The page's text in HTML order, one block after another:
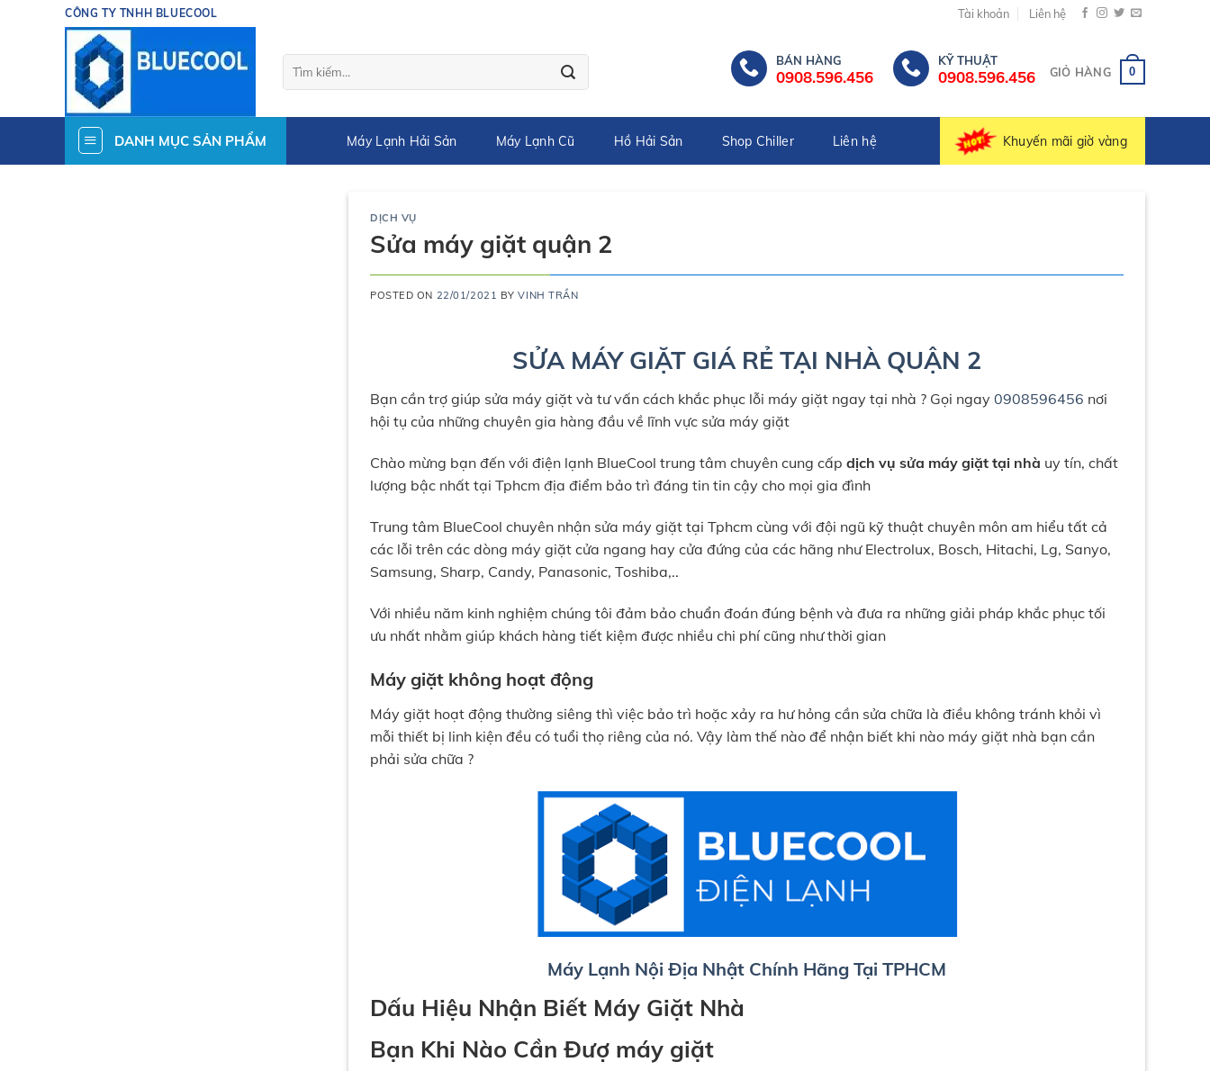
CÔNG TY TNHH BLUECOOL Tài khoản Liên hệ
kiếm:
BÁN HÀNG
0908.596.456
KỸ THUẬT
0908.596.456 GIỎ HÀNG 0
DANH MỤC SẢN PHẨM Máy Lạnh Hải Sản Máy Lạnh Cũ Hồ Hải Sản Shop Chiller Liên hệ Khuyến mãi giờ vàng
DỊCH VỤ
Sửa máy giặt quận 2
POSTED ON 22/01/2021 BYVINH TRẦN
SỬA MÁY GIẶT GIÁ RẺ TẠI NHÀ QUẬN 2
Bạn cần trợ giúp sửa máy giặt và tư vấn cách khắc phục lỗi máy giặt ngay tại nhà ? Gọi ngay 0908596456 nơi
hội tụ của những chuyên gia hàng đầu về lĩnh vực sửa máy giặt
Chào mừng bạn đến với điện lạnh BlueCool trung tâm chuyên cung cấp dịch vụ sửa máy giặt tại nhà uy tín, chất
lượng bậc nhất tại Tphcm địa điểm bảo trì đáng tin tin cậy cho mọi gia đình
Trung tâm BlueCool chuyên nhận sửa máy giặt tại Tphcm cùng với đội ngũ kỹ thuật chuyên môn am hiểu tất cả
các lỗi trên các dòng máy giặt cửa ngang hay cửa đứng của các hãng như Electrolux, Bosch, Hitachi, Lg, Sanyo,
Samsung, Sharp, Candy, Panasonic, Toshiba,..
Với nhiều năm kinh nghiệm chúng tôi đảm bảo chuẩn đoán đúng bệnh và đưa ra những giải pháp khắc phục tối
ưu nhất nhằm giúp khách hàng tiết kiệm được nhiều chi phí cũng như thời gian
Máy giặt không hoạt động
Máy giặt hoạt động thường siêng thì việc bảo trì hoặc xảy ra hư hỏng cần sửa chữa là điều không tránh khỏi vì
mỗi thiết bị linh kiện đều có tuổi thọ riêng của nó. Vậy làm thế nào để nhận biết khi nào máy giặt nhà bạn cần
phải sửa chữa ?
Máy Lạnh Nội Địa Nhật Chính Hãng Tại TPHCM
Dấu Hiệu Nhận Biết Máy Giặt Nhà
Bạn Khi Nào Cần Đượ máy giặt